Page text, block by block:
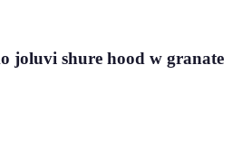
joluvi shure hood w granate